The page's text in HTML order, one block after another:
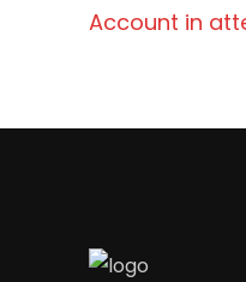
Account in